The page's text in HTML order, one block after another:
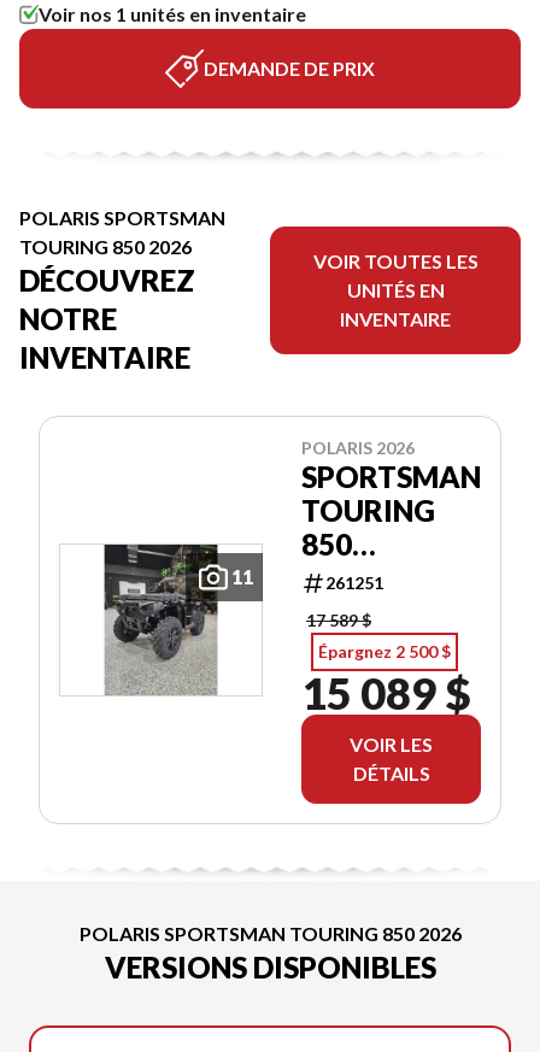
Voir nos 1 unités en inventaire
DEMANDE DE PRIX
POLARIS SPORTSMAN
TOURING 850 2026
DÉCOUVREZ
NOTRE
INVENTAIRE
VOIR TOUTES LES
UNITÉS EN
INVENTAIRE
11
POLARIS 2026
SPORTSMAN
TOURING
850
PREMIUM
261251
17 589 $
Épargnez 2 500 $
15 089 $
VOIR LES
DÉTAILS
POLARIS SPORTSMAN TOURING 850 2026
VERSIONS DISPONIBLES